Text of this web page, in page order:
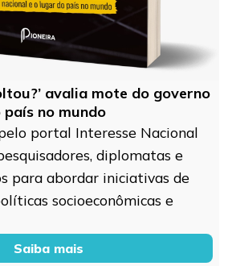
avalia mote do governo
no mundo
portal Interesse Nacional
diplomatas e
para abordar iniciativas de
socioeconômicas e
Saiba mais